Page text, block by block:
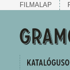
FILMALAP